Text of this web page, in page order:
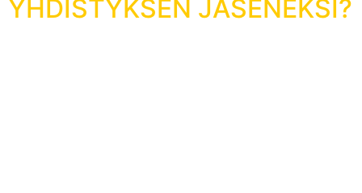
YHDISTYKSEN JÄSENEKSI?